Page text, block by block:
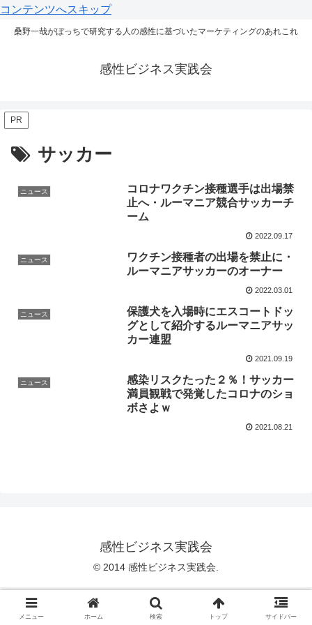
コンテンツへスキップ
桑野一哉がぼっちで研究する人の感性に基づいたマーケティングのあれこれ
感性ビジネス実践会
PR
サッカー
ニュース
コロナワクチン接種選手は出場禁
止へ・ルーマニア競合サッカーチ
ーム
2022.09.17
ニュース
ワクチン接種者の出場を禁止に・
ルーマニアサッカーのオーナー
2022.03.01
ニュース
保護犬を入場時にエスコートドッ
グとして紹介するルーマニアサッ
カー連盟
2021.09.19
ニュース
感染リスクたった２％！サッカー
満員観戦で発覚したコロナのショ
ボさよｗ
2021.08.21
感性ビジネス実践会
© 2014 感性ビジネス実践会.
メニュー ホーム 検索 トップ サイドバー